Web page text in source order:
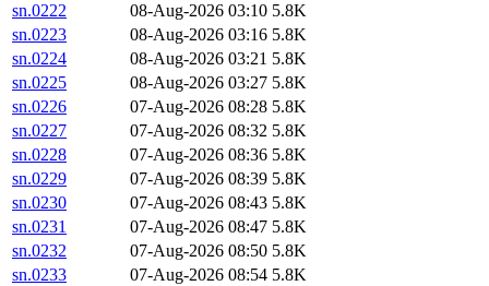
sn.0222
08-Aug-2026 03:10 5.8K
sn.0223
08-Aug-2026 03:16 5.8K
sn.0224
08-Aug-2026 03:21 5.8K
sn.0225
08-Aug-2026 03:27 5.8K
sn.0226
07-Aug-2026 08:28 5.8K
sn.0227
07-Aug-2026 08:32 5.8K
sn.0228
07-Aug-2026 08:36 5.8K
sn.0229
07-Aug-2026 08:39 5.8K
sn.0230
07-Aug-2026 08:43 5.8K
sn.0231
07-Aug-2026 08:47 5.8K
sn.0232
07-Aug-2026 08:50 5.8K
sn.0233
07-Aug-2026 08:54 5.8K